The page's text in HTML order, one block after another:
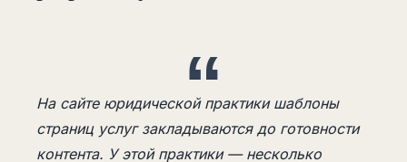
На сайте юридической практики шаблоны
страниц услуг закладываются до готовности
контента. У этой практики — несколько